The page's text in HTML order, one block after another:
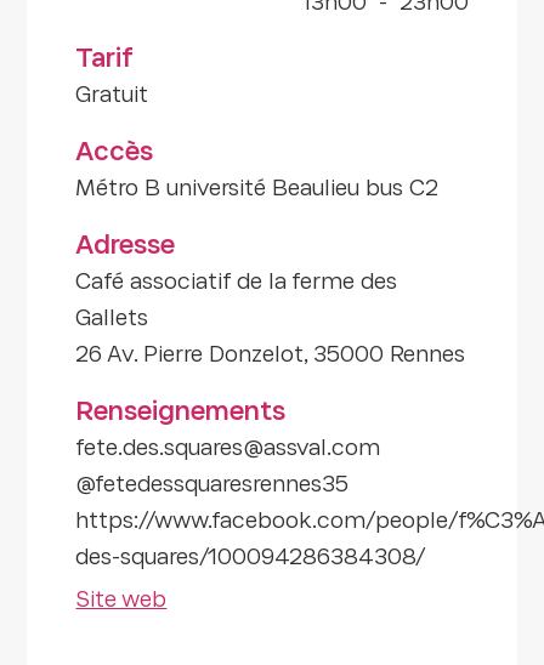
13h00 - 23h00
Tarif
Gratuit
Accès
Métro B université Beaulieu bus C2
Adresse
Café associatif de la ferme des
Gallets
26 Av. Pierre Donzelot, 35000 Rennes
Renseignements
fete.des.squares@assval.com
@fetedessquaresrennes35
https://www.facebook.com/people/
des-squares/100094286384308/
Site web